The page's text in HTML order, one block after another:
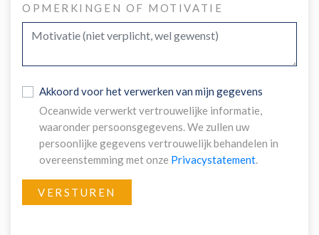
OPMERKINGEN OF MOTIVATIE
Akkoord voor het verwerken van mijn gegevens
Oceanwide verwerkt vertrouwelijke informatie,
waaronder persoonsgegevens. We zullen uw
persoonlijke gegevens vertrouwelijk behandelen in
overeenstemming met onze Privacystatement.
VERSTUREN